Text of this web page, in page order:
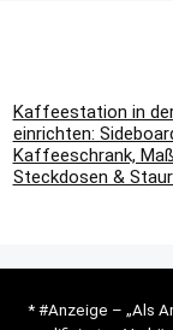
Kaffeestation in
einrichten:
Kaffeeschrank,
Steckdosen &
* #Anzeige – „Als